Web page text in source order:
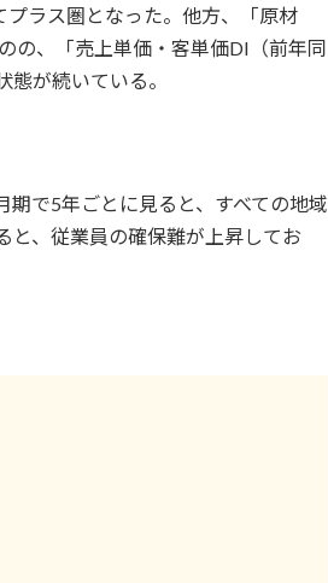
プラス圏となった。他方、「原材
の、「売上単価・客単価DI（前年同
が続いている。
で5年ごとに見ると、すべての地域
と、従業員の確保難が上昇してお